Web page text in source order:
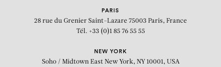
PARIS
28 rue du Grenier Saint-Lazare 75003 Paris, France
Tél. +33 (0)1 85 76 55 55
NEW YORK
Soho / Midtown East New York, NY 10001, USA